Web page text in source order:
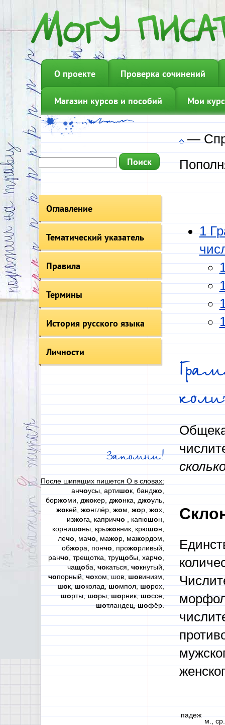
О проекте Проверка сочинений
Магазин курсов и пособий Мои
Оглавление
Тематический указатель
Правила
Термины
История русского языка
Личности
Запомни!
После шипящих пишется О в словах:
анчоусы, артишок, банджо
боржоми, джокер, джонка, джоуль,
жокей, жонглёр, жом, жор, жох,
изжога, каприччо , капюшон,
корнишоны, крыжовник, крюшон,
лечо , мачо , мажор, мажордом,
обжора, пончо, прожорливый,
ранчо, трещотка, трущобы, харчо,
чащоба,чокаться,чокнутый,
чопорный,чохом, шов,шовинизм,
шок,шоколад,шомпол,шорох,
шорты,шоры,шорник,шоссе,
шотландец,шофёр.
—
1
падеж
м.,